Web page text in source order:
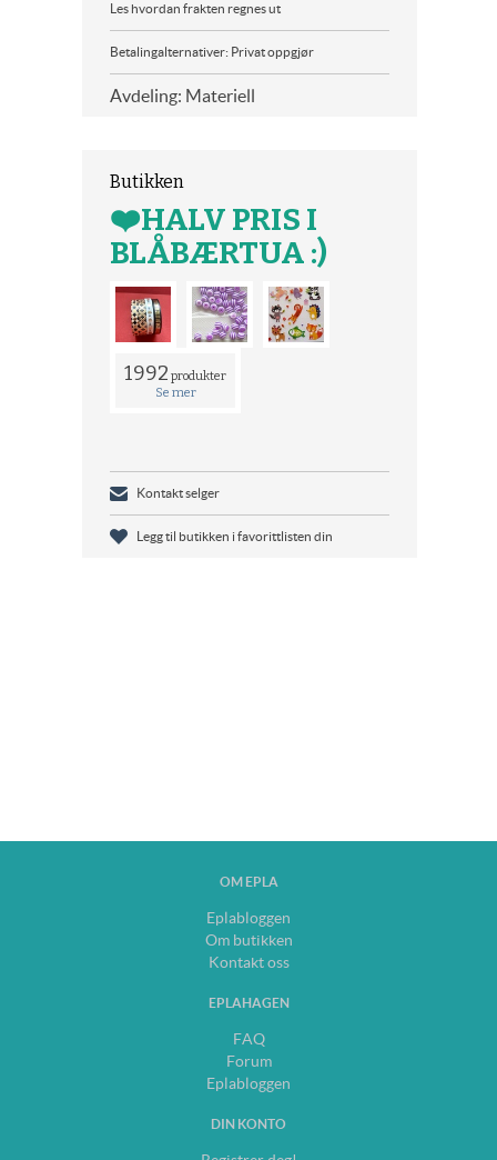
Les hvordan frakten regnes ut
Betalingalternativer: Privat oppgjør
Avdeling: Materiell
Butikken
❤️HALV PRIS I
BLÅBÆRTUA :)
1992 produkter
Se mer
Kontakt selger
Legg til butikken i favorittlisten din
OM EPLA
Eplabloggen
Om butikken
Kontakt oss
EPLAHAGEN
FAQ
Forum
Eplabloggen
DIN KONTO